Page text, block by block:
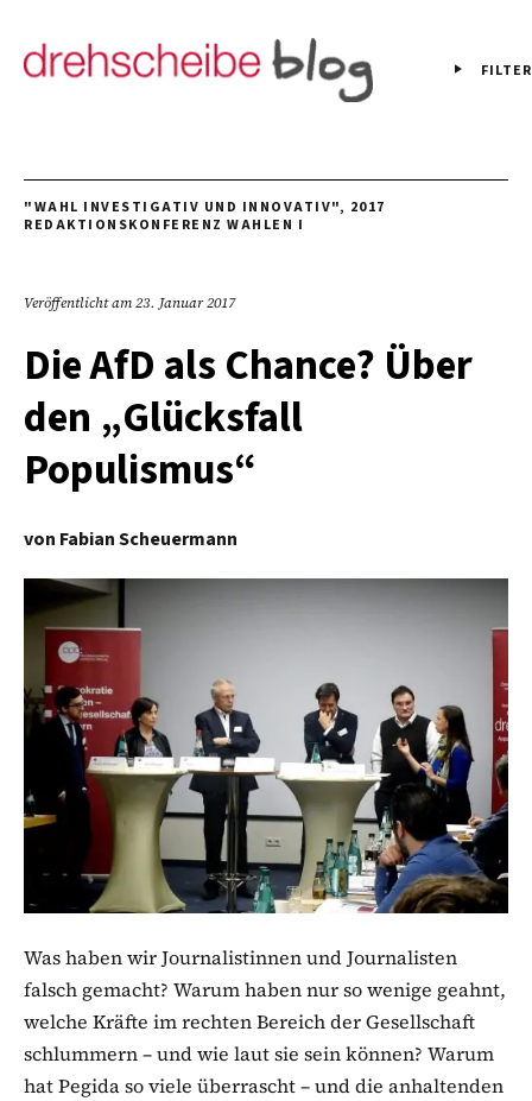
FILTER
"WAHL INVESTIGATIV UND INNOVATIV", 2017
REDAKTIONSKONFERENZ WAHLEN I
Veröffentlicht am23. Januar 2017
Die AfD als Chance? Über
den „Glücksfall
Populismus“
von Fabian Scheuermann
Was haben wir Journalistinnen und Journalisten
falsch gemacht? Warum haben nur so wenige geahnt,
welche Kräfte im rechten Bereich der Gesellschaft
schlummern – und wie laut sie sein können? Warum
hat Pegida so viele überrascht – und die anhaltenden